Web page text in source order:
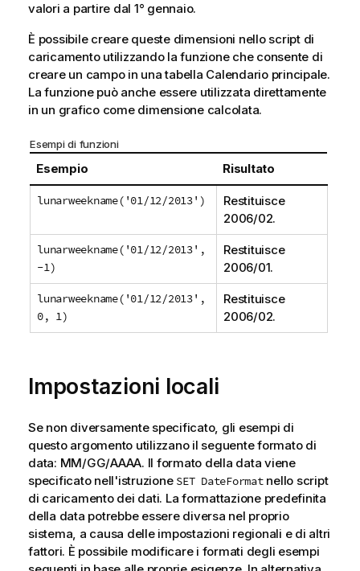
valori a partire dal 1° gennaio.
È possibile creare queste dimensioni nello script di
caricamento utilizzando la funzione che consente di
creare un campo in una tabella Calendario principale.
La funzione può anche essere utilizzata direttamente
in un grafico come dimensione calcolata.
Esempi di funzioni
Esempio Risultato
lunarweekname('01/12/2013')
Restituisce
2006/02.
lunarweekname('01/12/2013',
-1)
Restituisce
2006/01.
lunarweekname('01/12/2013',
0, 1)
Restituisce
2006/02.
Impostazioni locali
Se non diversamente specificato, gli esempi di
questo argomento utilizzano il seguente formato di
data: MM/GG/AAAA. Il formato della data viene
specificato nell'istruzione SET DateFormatnello script
di caricamento dei dati. La formattazione predefinita
della data potrebbe essere diversa nel proprio
sistema, a causa delle impostazioni regionali e di altri
fattori. È possibile modificare i formati degli esempi